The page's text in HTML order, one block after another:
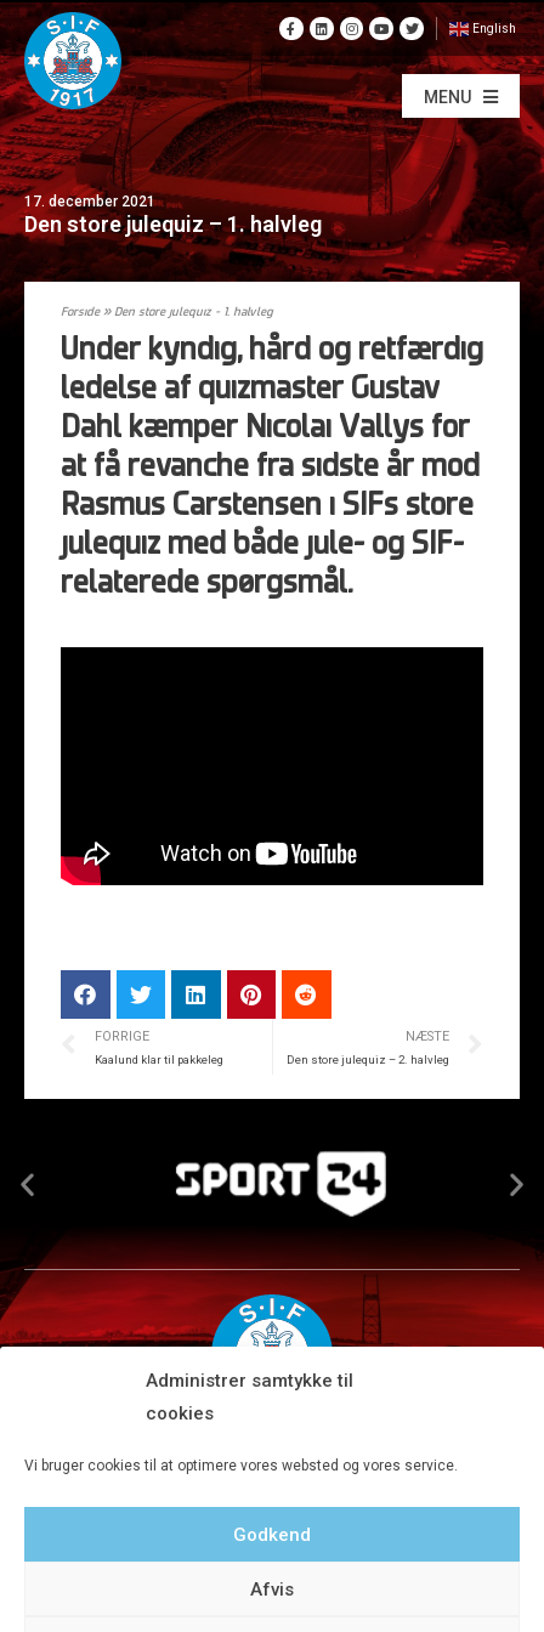
Administrer samtykke til
cookies
Vi bruger cookies til at optimere vores websted og vores service.
Godkend
Afvis
English
MENU
17. december 2021
Den store julequiz – 1. halvleg
Forside»Den store julequiz – 1. halvleg
Under kyndig, hård og retfærdig
ledelse af quizmaster Gustav
Dahl kæmper Nicolai Vallys for
at få revanche fra sidste år mod
Rasmus Carstensen i SIFs store
julequiz med både jule- og SIF-
relaterede spørgsmål.
FORRIGE
Kaalund klar til pakkeleg
NÆSTE
Den store julequiz – 2. halvleg
Tlf 8680 4477 · Fax 8680 4647 · Kontortid man-fre kl. 9-15